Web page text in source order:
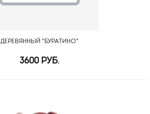
ДЕРЕВЯННЫЙ "БУРАТИНО"
3600 РУБ.